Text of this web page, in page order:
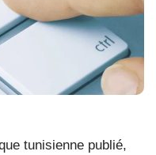
tunisienne publié,